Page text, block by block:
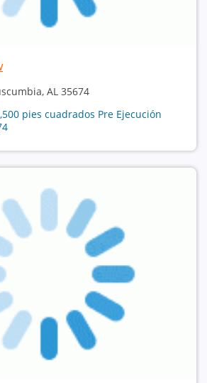
AL 35674
pies cuadrados Pre Ejecución